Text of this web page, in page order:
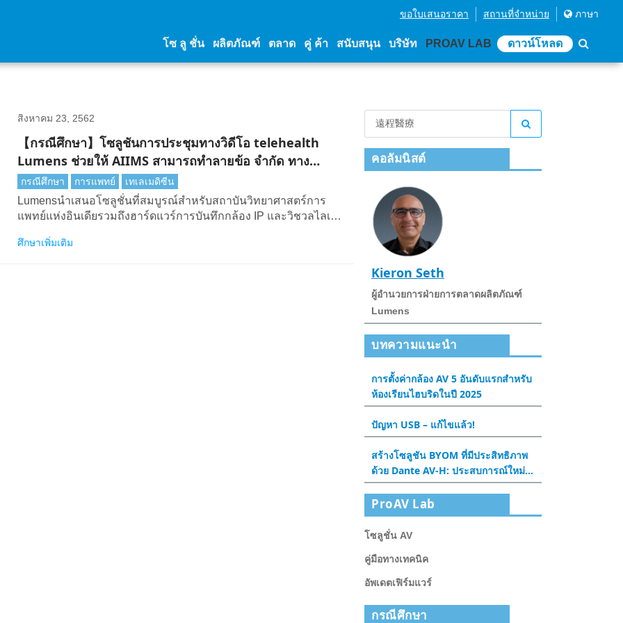
ขอใบเสนอราคา สถานที่จําหน่าย ภาษา
โซ ลู ชั่น ผลิตภัณฑ์ ตลาด คู่ ค้า สนับสนุน บริษัท PROAV LAB ดาวน์โหลด
สิงหาคม 23, 2562
【กรณีศึกษา】โซลูชันการประชุมทางวิดีโอ telehealth
Lumens ช่วยให้ AIIMS สามารถทําลายข้อ จํากัด ทาง
ภูมิศาสตร์ได้
กรณีศึกษา การแพทย์ เทเลเมดิซีน
Lumensนําเสนอโซลูชั่นที่สมบูรณ์สําหรับสถาบันวิทยาศาสตร์การ
แพทย์แห่งอินเดียรวมถึงฮาร์ดแวร์การบันทึกกล้อง IP และวิชวลไลเซ
ศึกษาเพิ่มเติม
คอลัมนิสต์
Kieron Seth
ผู้อํานวยการฝ่ายการตลาดผลิตภัณฑ์
Lumens
บทความแนะนำ
การตั้งค่ากล้อง AV 5 อันดับแรกสําหรับ
ห้องเรียนไฮบริดในปี 2025
ปัญหา USB – แก้ไขแล้ว!
สร้างโซลูชัน BYOM ที่มีประสิทธิภาพ
ด้วย Dante AV-H: ประสบการณ์ใหม่
สําหรับห้องประชุมและห้องเรียน
ProAV Lab
โซลูชั่น AV
คู่มือทางเทคนิค
อัพเดตเฟิร์มแวร์
กรณีศึกษา